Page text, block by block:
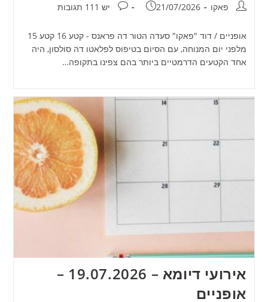
מחבר:פאקו פורסם:
21/07/2026 תגובות:
יש 111 תגובות
אופניים / דוד "פאקו" סעדה הטור דה פראנס - קטע 16 קטע 15
מלפני יום המנוחה, עם הסיום בטיפוס לפלאטו דה סולסון, היה
אחד הקטעים הדרמטיים ביותר בהם צפינו בתקופה…
אירועי דיומא – 19.07.2026 –
אופניים